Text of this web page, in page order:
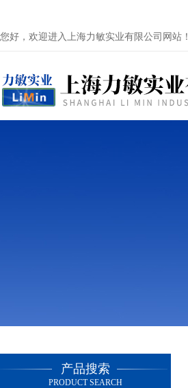
您好，欢迎进入上海力敏实业有限公司网站！
产品搜索
PRODUCT SEARCH